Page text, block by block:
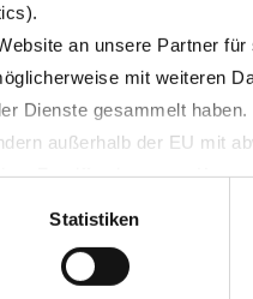
an unsere Partner
mit weiteren
Dienste gesammelt haben.
außerhalb der EU mit
Zugriffen bzw. von
Statistiken